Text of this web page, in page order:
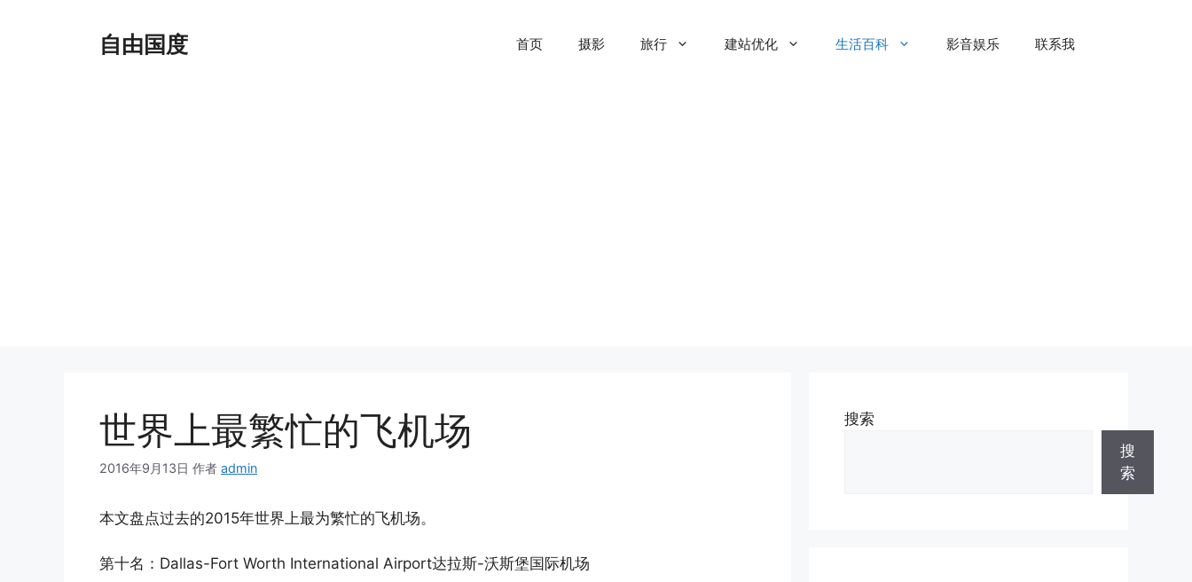
自由国度 首页 摄影 旅行 建站优化 生活百科 影音娱乐 联系我
世界上最繁忙的飞机场
2016年9月13日 作者 admin
本文盘点过去的2015年世界上最为繁忙的飞机场。
第十名：Dallas-Fort Worth International Airport达拉斯-沃斯堡国际机场
搜索
搜
索